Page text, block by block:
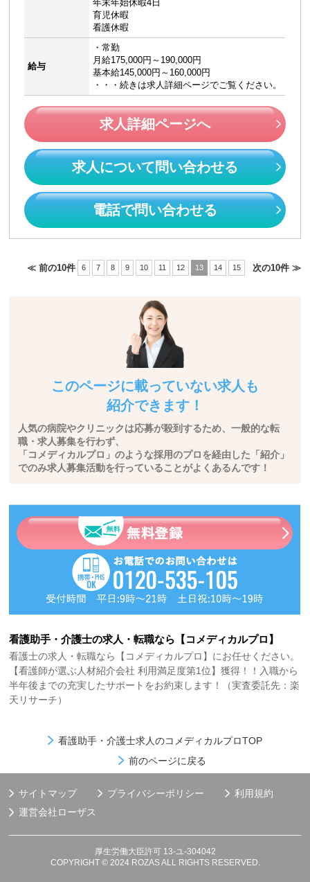
年末年始休暇4日
育児休暇
看護休暇
給与
・常勤
月給175,000円～190,000円
基本給145,000円～160,000円
・・・続きは求人詳細ページでご覧ください。
求人詳細ページへ
求人について問い合わせる
電話で問い合わせる
≪ 前の10件 6 7 8 9 10 11 12 13 14 15 次の10件 ≫
このページに載っていない求人も
紹介できます！
人気の病院やクリニックは応募が殺到するため、一般的な転
職・求人募集を行わず、
「コメディカルプロ」のような採用のプロを経由した「紹介」
でのみ求人募集活動を行っていることがよくあるんです！
看護助手・介護士の求人・転職なら【コメディカルプロ】
看護士の求人・転職なら【コメディカルプロ】にお任せください。
【看護師が選ぶ人材紹介会社 利用満足度第1位】獲得！！入職から
半年後までの充実したサポートをお約束します！（実査委託先：楽
天リサーチ）
看護助手・介護士求人のコメディカルプロTOP
前のページに戻る
サイトマップ プライバシーポリシー
利用規約
運営会社ローザス
厚生労働大臣許可 13-ユ-304042
COPYRIGHT © 2024 ROZAS ALL RIGHTS RESERVED.